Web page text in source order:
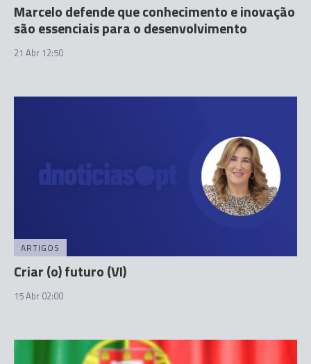
Marcelo defende que conhecimento e inovação
são essenciais para o desenvolvimento
21 Abr 12:50
ARTIGOS
Criar (o) futuro (VI)
15 Abr 02:00